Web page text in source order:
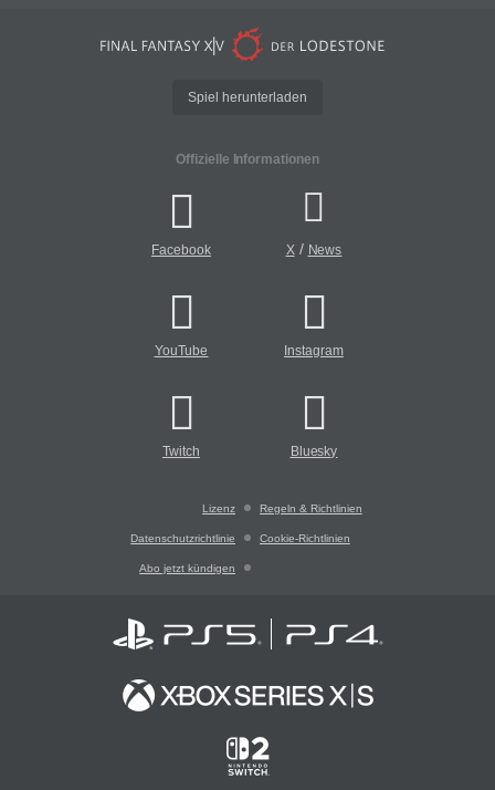
Spiel herunterladen
Offizielle Informationen
Facebook X/ News
YouTube Instagram
Twitch Bluesky
Lizenz Regeln & Richtlinien
Datenschutzrichtlinie Cookie-Richtlinien
Abo jetzt kündigen